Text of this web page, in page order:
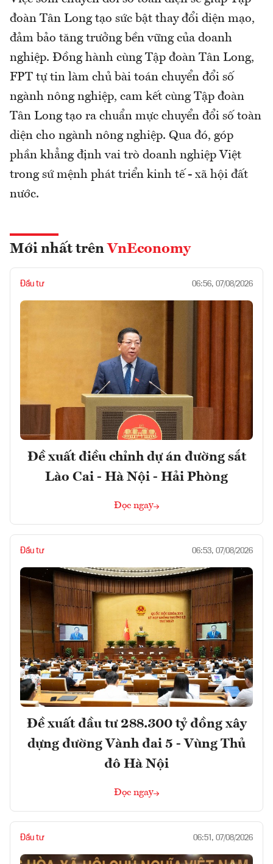
đoàn Tân Long tạo sức bật thay đổi diện mạo,
đảm bảo tăng trưởng bền vững của doanh
nghiệp. Đồng hành cùng Tập đoàn Tân Long,
FPT tự tin làm chủ bài toán chuyển đổi số
ngành nông nghiệp, cam kết cùng Tập đoàn
Tân Long tạo ra chuẩn mực chuyển đổi số toàn
diện cho ngành nông nghiệp. Qua đó, góp
phần khẳng định vai trò doanh nghiệp Việt
trong sứ mệnh phát triển kinh tế - xã hội đất
nước.
Mới nhất trên VnEconomy
Đầu tư 06:56, 07/08/2026
Đề xuất điều chỉnh dự án đường sắt
Lào Cai - Hà Nội - Hải Phòng
Đọc ngay
Đầu tư 06:53, 07/08/2026
Đề xuất đầu tư 288.300 tỷ đồng xây
dựng đường Vành đai 5 - Vùng Thủ
đô Hà Nội
Đọc ngay
Đầu tư 06:51, 07/08/2026